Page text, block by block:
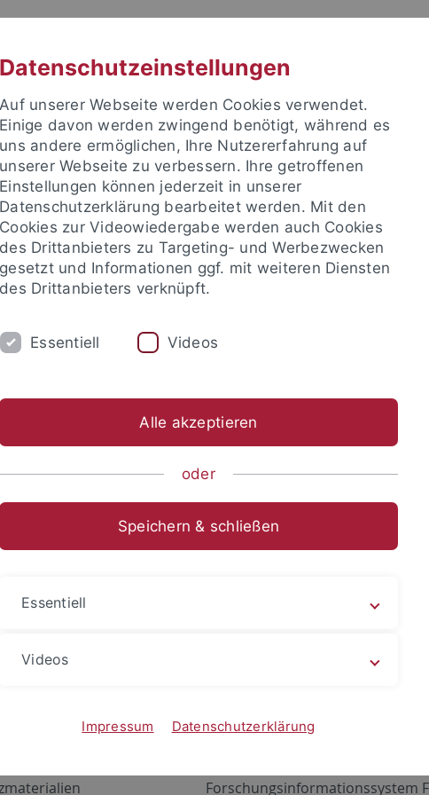
FORSCHUNG EINRICHTUNGEN
um sich anzumelden:
Netzwerk
ALMA
Forschungsinformationssystem
Datenschutzeinstellungen
Auf unserer Webseite werden Cookies verwendet.
Einige davon werden zwingend benötigt, während es
uns andere ermöglichen, Ihre Nutzererfahrung auf
unserer Webseite zu verbessern. Ihre getroffenen
Einstellungen können jederzeit in unserer
Datenschutzerklärung bearbeitet werden. Mit den
Cookies zur Videowiedergabe werden auch Cookies
des Drittanbieters zu Targeting- und Werbezwecken
gesetzt und Informationen ggf. mit weiteren Diensten
des Drittanbieters verknüpft.
Essentiell Videos
Alle akzeptieren
oder
Speichern & schließen
Essentiell
Videos
Impressum Datenschutzerklärung